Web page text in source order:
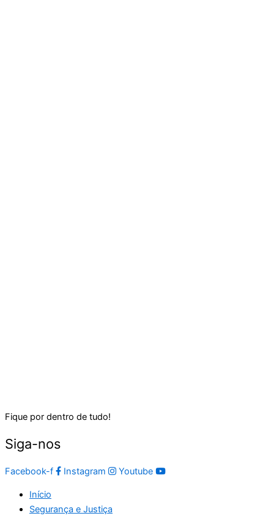
Fique por dentro de tudo!
Siga-nos
Facebook-f Instagram Youtube
Início
Segurança e Justiça